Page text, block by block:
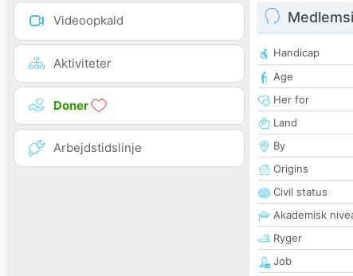
Videoopkald
Aktiviteter
Doner
Arbejdstidslinje
Handicap
Age
Her for
Land
By
Origins
Civil status
Akademisk
Ryger
Job